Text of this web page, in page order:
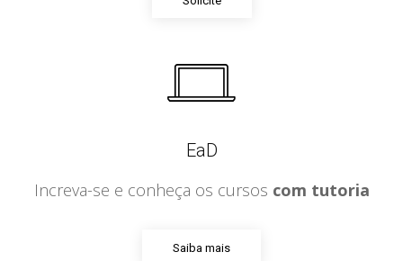
EaD
Increva-se e conheça os cursos com tutoria
Saiba mais